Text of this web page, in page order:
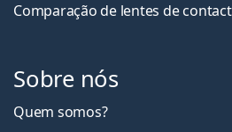
Comparação de lentes de
Sobre nós
Quem somos?